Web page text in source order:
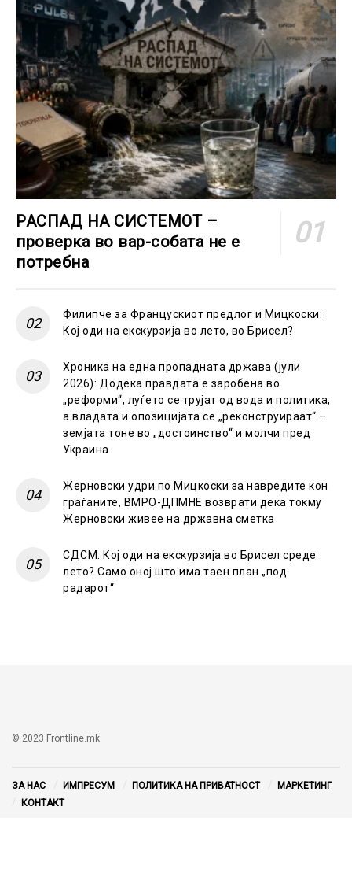
РАСПАД НА СИСТЕМОТ –
проверка во вар-собата не е
потребна
Филипче за Францускиот предлог и Мицкоски:
Кој оди на екскурзија во лето, во Брисел?
Хроника на една пропадната држава (јули
2026): Додека правдата е заробена во
„реформи“, луѓето се трујат од вода и политика,
а владата и опозицијата се „реконструираат“ –
земјата тоне во „достоинство“ и молчи пред
Украина
Жерновски удри по Мицкоски за навредите кон
граѓаните, ВМРО-ДПМНЕ возврати дека токму
Жерновски живее на државна сметка
СДСМ: Кој оди на екскурзија во Брисел среде
лето? Само оној што има таен план „под
радарот“
© 2023 Frontline.mk
ЗА НАС ИМПРЕСУМ ПОЛИТИКА НА ПРИВАТНОСТ
МАРКЕТИНГ
КОНТАКТ